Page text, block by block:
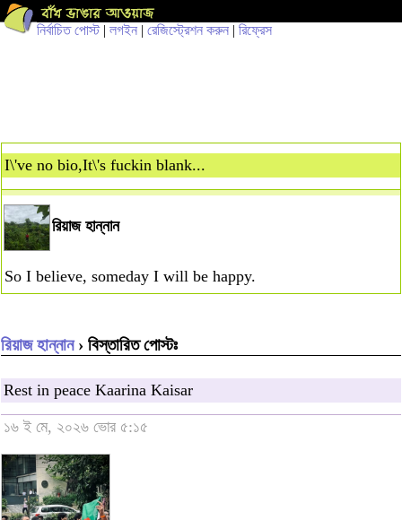
নির্বাচিত পোস্ট| লগইন | রেজিস্ট্রেশন করুন | রিফ্রেস
I\'ve no bio,It\'s fuckin blank...
রিয়াজ হান্নান
So I believe, someday I will be happy.
রিয়াজ হান্নান› বিস্তারিত পোস্টঃ
Rest in peace Kaarina Kaisar
১৬ ই মে, ২০২৬ ভোর ৫:১৫